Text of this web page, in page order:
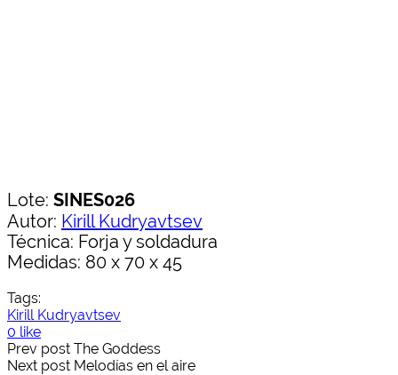
Lote: SINES026
Autor: Kirill Kudryavtsev
Técnica: Forja y soldadura
Medidas: 80 x 70 x 45
Tags:
Kirill Kudryavtsev
0 like
Prev post The Goddess
Next post Melodías en el aire